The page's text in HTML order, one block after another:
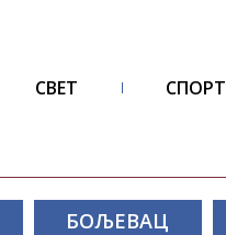
СВЕТ СПОРТ
БОЉЕВАЦ